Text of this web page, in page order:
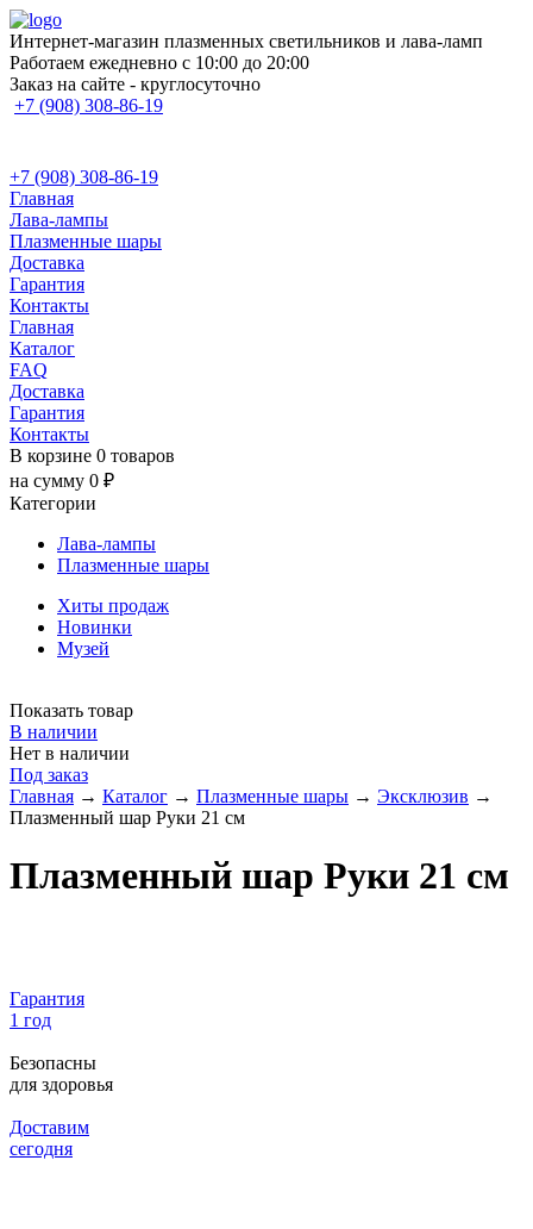
Интернет-магазин плазменных светильников и лава-ламп
Работаем ежедневно с 10:00 до 20:00
Заказ на сайте - круглосуточно
+7 (908) 308-86-19
+7 (908) 308-86-19
Главная
Лава-лампы
Плазменные шары
Доставка
Гарантия
Контакты
Главная
Каталог
FAQ
Доставка
Гарантия
Контакты
В корзине 0 товаров
на сумму 0 ₽
Категории
Лава-лампы
Плазменные шары
Хиты продаж
Новинки
Музей
Показать товар
В наличии
Нет в наличии
Под заказ
Главная → Каталог → Плазменные шары → Эксклюзив →
Плазменный шар Руки 21 см
Плазменный шар Руки 21 см
Гарантия
1 год
Безопасны
для здоровья
Доставим
сегодня